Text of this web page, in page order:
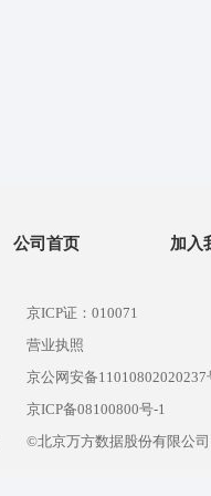
公司首页 加入
京ICP证：010071
营业执照
京公网安备11010802020237
京ICP备08100800号-1
©北京万方数据股份有限公